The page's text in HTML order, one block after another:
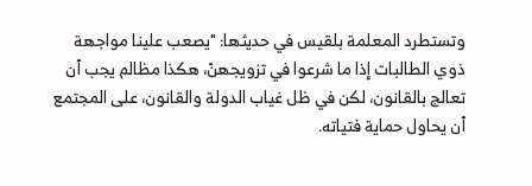
وتستطرد المعلمة بلقيس في حديثها: "يصعب علينا مواجهة
ذوي الطالبات إذا ما شرعوا في تزويجهنّ، هكذا مظالم يجب أن
تعالج بالقانون، لكن في ظل غياب الدولة والقانون، على المجتمع
أن يحاول حماية فتياته.